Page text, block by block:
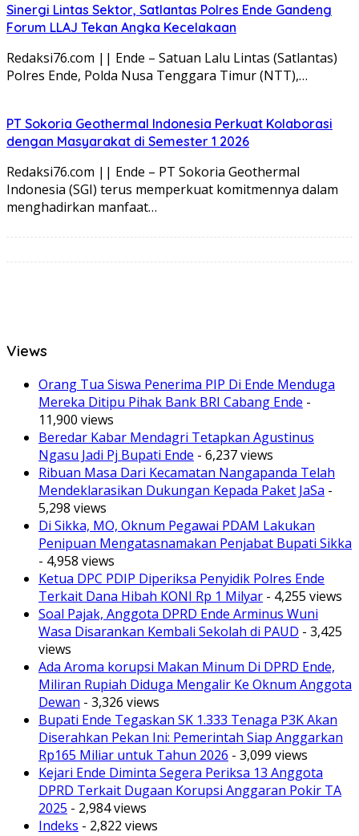
Sinergi Lintas Sektor, Satlantas Polres Ende Gandeng
Forum LLAJ Tekan Angka Kecelakaan
Redaksi76.com || Ende – Satuan Lalu Lintas (Satlantas)
Polres Ende, Polda Nusa Tenggara Timur (NTT),…
PT Sokoria Geothermal Indonesia Perkuat Kolaborasi
dengan Masyarakat di Semester 1 2026
Redaksi76.com || Ende – PT Sokoria Geothermal
Indonesia (SGI) terus memperkuat komitmennya dalam
menghadirkan manfaat…
Views
Orang Tua Siswa Penerima PIP Di Ende Menduga
Mereka Ditipu Pihak Bank BRI Cabang Ende -
11,900 views
Beredar Kabar Mendagri Tetapkan Agustinus
Ngasu Jadi Pj Bupati Ende - 6,237 views
Ribuan Masa Dari Kecamatan Nangapanda Telah
Mendeklarasikan Dukungan Kepada Paket JaSa -
5,298 views
Di Sikka, MO, Oknum Pegawai PDAM Lakukan
Penipuan Mengatasnamakan Penjabat Bupati Sikka
- 4,958 views
Ketua DPC PDIP Diperiksa Penyidik Polres Ende
Terkait Dana Hibah KONI Rp 1 Milyar - 4,255 views
Soal Pajak, Anggota DPRD Ende Arminus Wuni
Wasa Disarankan Kembali Sekolah di PAUD - 3,425
views
Ada Aroma korupsi Makan Minum Di DPRD Ende,
Miliran Rupiah Diduga Mengalir Ke Oknum Anggota
Dewan - 3,326 views
Bupati Ende Tegaskan SK 1.333 Tenaga P3K Akan
Diserahkan Pekan Ini: Pemerintah Siap Anggarkan
Rp165 Miliar untuk Tahun 2026 - 3,099 views
Kejari Ende Diminta Segera Periksa 13 Anggota
DPRD Terkait Dugaan Korupsi Anggaran Pokir TA
2025 - 2,984 views
Indeks - 2,822 views